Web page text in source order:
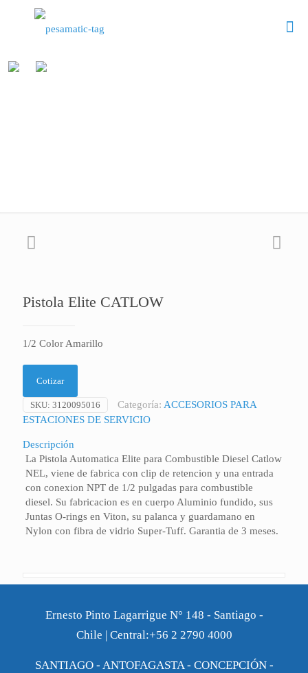
Pistola Elite CATLOW
1/2 Color Amarillo
Cotizar
SKU: 3120095016 Categoría: ACCESORIOS PARA
ESTACIONES DE SERVICIO
Descripción
La Pistola Automatica Elite para Combustible Diesel Catlow
NEL, viene de fabrica con clip de retencion y una entrada
con conexion NPT de 1/2 pulgadas para combustible
diesel. Su fabricacion es en cuerpo Aluminio fundido, sus
Juntas O-rings en Viton, su palanca y guardamano en
Nylon con fibra de vidrio Super-Tuff. Garantia de 3 meses.
Ernesto Pinto Lagarrigue N° 148 - Santiago -
Chile | Central:+56 2 2790 4000
SANTIAGO - ANTOFAGASTA - CONCEPCIÓN -